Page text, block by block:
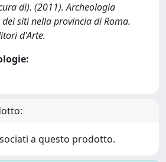
di). (2011). Archeologia
siti nella provincia di Roma.
d'Arte.
a questo prodotto.